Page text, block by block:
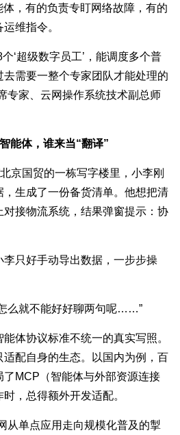
，有的负责专盯网络故障，有的
维指令。
超级数字员工’，能调度多个普
需要一整个专家团队才能处理的
专家、云网操作系统技术副总师
能体，谁来当“翻译”
国贸的一栋写字楼里，小李刚
，生成了一份备货清单。他想把清
接物流系统，结果弹窗提示：协
只好手动导出数据，一步步操
就不能好好聊两句呢……”
协议标准不统一的真实写照。
配自身的生态。以国内为例，百
了MCP（智能体与外部资源连接
，总得额外开发适配。
单点应用走向规模化普及的掣